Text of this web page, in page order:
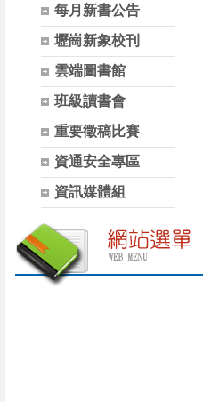
每月新書公告
壢崗新象校刊
雲端圖書館
班級讀書會
重要徵稿比賽
資通安全專區
資訊媒體組